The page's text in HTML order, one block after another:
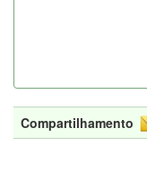
Compartilhamento